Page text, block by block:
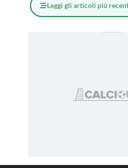
Leggi gli articoli più